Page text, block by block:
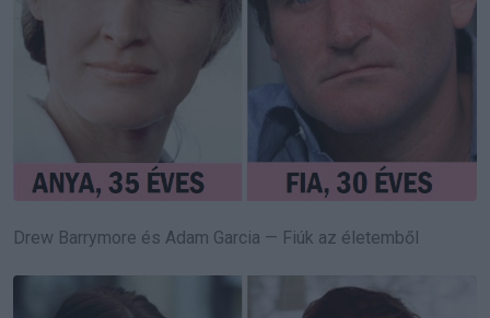
Drew Barrymore és Adam Garcia — Fiúk az életemből